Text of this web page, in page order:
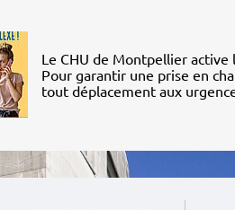
Le CHU de Montpellier active
Pour garantir une prise en
tout déplacement aux